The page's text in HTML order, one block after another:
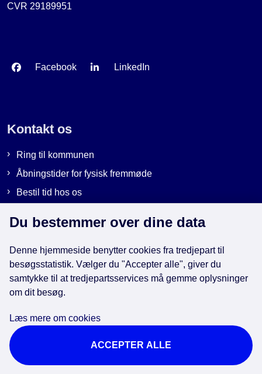
CVR 29189951
Facebook LinkedIn
Kontakt os
Ring til kommunen
Åbningstider for fysisk fremmøde
Bestil tid hos os
Genveje
EAN-numre i kommunen
Cookies
Tilgængelighedserklæring
Brug af kunstig intelligens
Du bestemmer over dine data
Denne hjemmeside benytter cookies fra tredjepart til
besøgsstatistik. Vælger du "Accepter alle", giver du
samtykke til at tredjepartsservices må gemme oplysninger
om dit besøg.
Læs mere om cookies
ACCEPTER ALLE